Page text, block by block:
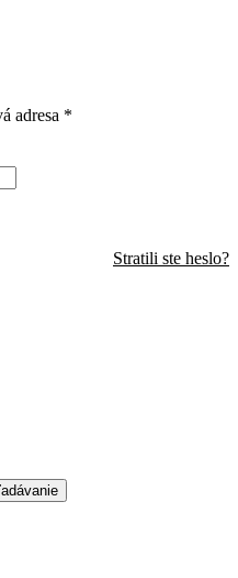
adresa *
Stratili ste heslo?